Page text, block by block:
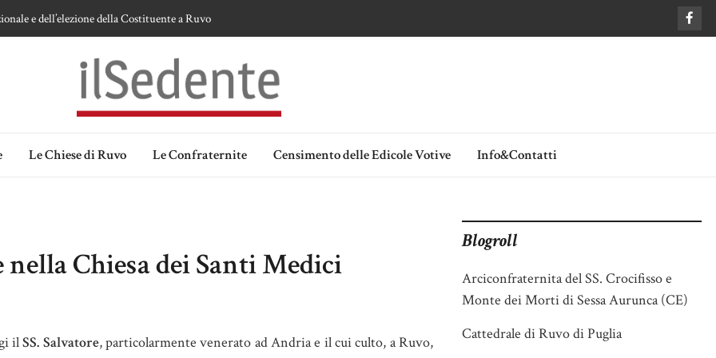
e dell’elezione della Costituente a Ruvo
Madonna delle Grazie di Ruvo di Puglia
Ipotesi e memorie.
Le Chiese di Ruvo Le Confraternite Censimento delle Edicole Votive Info&Contatti
nella Chiesa dei Santi Medici
ilSS. Salvatore, particolarmente venerato ad Andria e il cui culto, a Ruvo,
Blogroll
Arciconfraternita del SS. Crocifisso e
Monte dei Morti di Sessa Aurunca (CE)
Cattedrale di Ruvo di Puglia